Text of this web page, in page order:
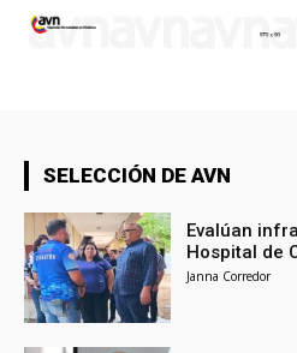
SELECCIÓN DE AVN
Evalúan
Hospital de
Janna Corredor